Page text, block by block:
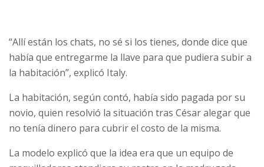
“Allí están los chats, no sé si los tienes, donde dice que
había que entregarme la llave para que pudiera subir a
la habitación”, explicó Italy.
La habitación, según contó, había sido pagada por su
novio, quien resolvió la situación tras César alegar que
no tenía dinero para cubrir el costo de la misma.
La modelo explicó que la idea era que un equipo de